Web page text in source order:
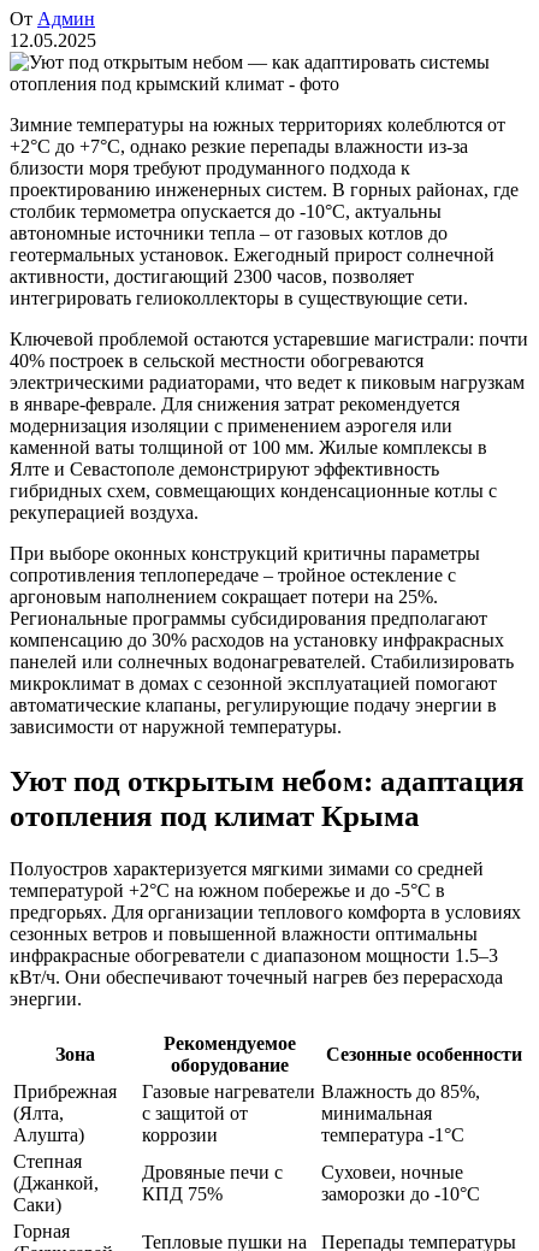
От Админ
12.05.2025
Зимние температуры на южных территориях колеблются от
+2°C до +7°C, однако резкие перепады влажности из-за
близости моря требуют продуманного подхода к
проектированию инженерных систем. В горных районах, где
столбик термометра опускается до -10°C, актуальны
автономные источники тепла – от газовых котлов до
геотермальных установок. Ежегодный прирост солнечной
активности, достигающий 2300 часов, позволяет
интегрировать гелиоколлекторы в существующие сети.
Ключевой проблемой остаются устаревшие магистрали: почти
40% построек в сельской местности обогреваются
электрическими радиаторами, что ведет к пиковым нагрузкам
в январе-феврале. Для снижения затрат рекомендуется
модернизация изоляции с применением аэрогеля или
каменной ваты толщиной от 100 мм. Жилые комплексы в
Ялте и Севастополе демонстрируют эффективность
гибридных схем, совмещающих конденсационные котлы с
рекуперацией воздуха.
При выборе оконных конструкций критичны параметры
сопротивления теплопередаче – тройное остекление с
аргоновым наполнением сокращает потери на 25%.
Региональные программы субсидирования предполагают
компенсацию до 30% расходов на установку инфракрасных
панелей или солнечных водонагревателей. Стабилизировать
микроклимат в домах с сезонной эксплуатацией помогают
автоматические клапаны, регулирующие подачу энергии в
зависимости от наружной температуры.
Уют под открытым небом: адаптация
отопления под климат Крыма
Полуостров характеризуется мягкими зимами со средней
температурой +2°C на южном побережье и до -5°C в
предгорьях. Для организации теплового комфорта в условиях
сезонных ветров и повышенной влажности оптимальны
инфракрасные обогреватели с диапазоном мощности 1.5–3
кВт/ч. Они обеспечивают точечный нагрев без перерасхода
энергии.
Зона
Рекомендуемое
оборудование
Сезонные особенности
Прибрежная
(Ялта,
Алушта)
Газовые нагреватели
с защитой от
коррозии
Влажность до 85%,
минимальная
температура -1°C
Степная
(Джанкой,
Саки)
Дровяные печи с
КПД 75%
Суховеи, ночные
заморозки до -10°C
Горная
Тепловые пушки на Перепады температуры